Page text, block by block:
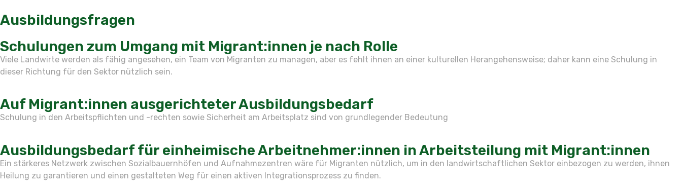
Ausbildungsfragen
Schulungen zum Umgang mit Migrant:innen je nach Rolle
Viele Landwirte werden als fähig angesehen, ein Team von Migranten zu managen, aber es fehlt ihnen an einer kulturellen Herangehensweise; daher kann eine Schulung in
dieser Richtung für den Sektor nützlich sein.
Auf Migrant:innen ausgerichteter Ausbildungsbedarf
Schulung in den Arbeitspflichten und -rechten sowie Sicherheit am Arbeitsplatz sind von grundlegender Bedeutung
Ausbildungsbedarf für einheimische Arbeitnehmer:innen in Arbeitsteilung mit Migrant:innen
Ein stärkeres Netzwerk zwischen Sozialbauernhöfen und Aufnahmezentren wäre für Migranten nützlich, um in den landwirtschaftlichen Sektor einbezogen zu werden, ihnen
Heilung zu garantieren und einen gestalteten Weg für einen aktiven Integrationsprozess zu finden.